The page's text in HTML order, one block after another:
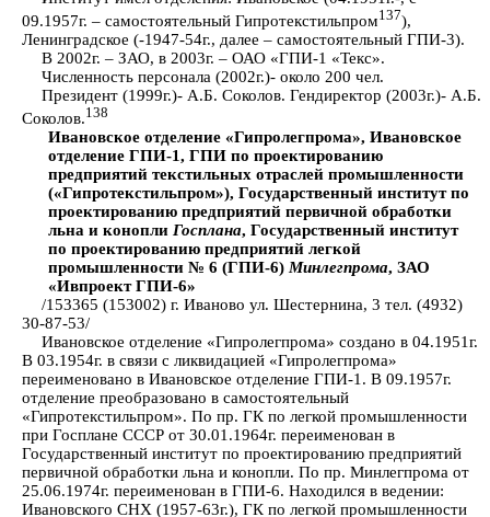
09.1957г. – самостоятельный Гипротекстильпром137),
Ленинградское (-1947-54г., далее – самостоятельный ГПИ-3).
В 2002г. – ЗАО, в 2003г. – ОАО «ГПИ-1 «Текс».
Численность персонала (2002г.)- около 200 чел.
Президент (1999г.)- А.Б. Соколов. Гендиректор (2003г.)- А.Б.
Соколов.138
Ивановское отделение «Гипролегпрома», Ивановское
отделение ГПИ-1, ГПИ по проектированию
предприятий текстильных отраслей промышленности
(«Гипротекстильпром»), Государственный институт по
проектированию предприятий первичной обработки
льна и конопли Госплана, Государственный институт
по проектированию предприятий легкой
промышленности № 6 (ГПИ-6) Минлегпрома, ЗАО
«Ивпроект ГПИ-6»
/153365 (153002) г. Иваново ул. Шестернина, 3 тел. (4932)
30-87-53/
Ивановское отделение «Гипролегпрома» создано в 04.1951г.
В 03.1954г. в связи с ликвидацией «Гипролегпрома»
переименовано в Ивановское отделение ГПИ-1. В 09.1957г.
отделение преобразовано в самостоятельный
«Гипротекстильпром». По пр. ГК по легкой промышленности
при Госплане СССР от 30.01.1964г. переименован в
Государственный институт по проектированию предприятий
первичной обработки льна и конопли. По пр. Минлегпрома от
25.06.1974г. переименован в ГПИ-6. Находился в ведении:
Ивановского СНХ (1957-63г.), ГК по легкой промышленности